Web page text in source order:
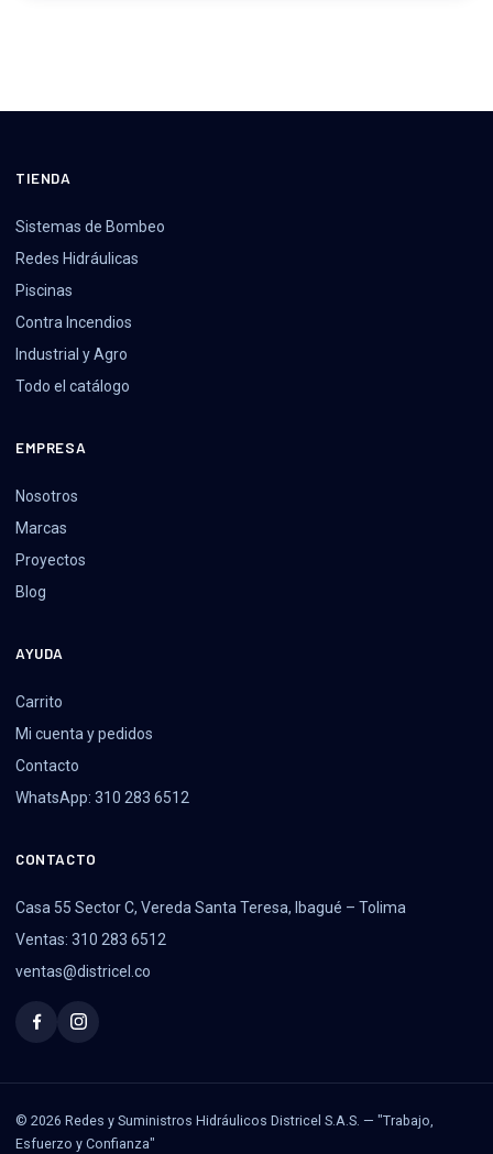
TIENDA
Sistemas de Bombeo
Redes Hidráulicas
Piscinas
Contra Incendios
Industrial y Agro
Todo el catálogo
EMPRESA
Nosotros
Marcas
Proyectos
Blog
AYUDA
Carrito
Mi cuenta y pedidos
Contacto
WhatsApp: 310 283 6512
CONTACTO
Casa 55 Sector C, Vereda Santa Teresa, Ibagué – Tolima
Ventas: 310 283 6512
ventas@districel.co
© 2026 Redes y Suministros Hidráulicos Districel S.A.S. — "Trabajo,
Esfuerzo y Confianza"